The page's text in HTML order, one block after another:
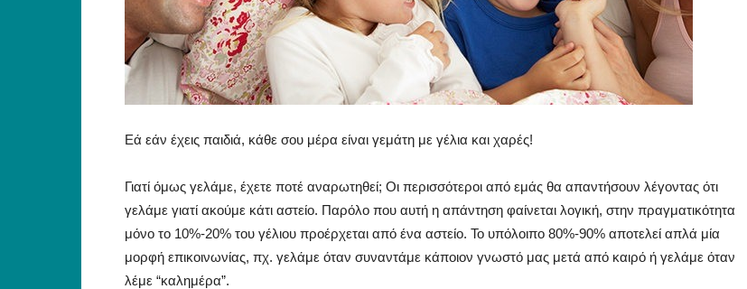
Εά εάν έχεις παιδιά, κάθε σου μέρα είναι γεμάτη με γέλια και χαρές!
Γιατί όμως γελάμε, έχετε ποτέ αναρωτηθεί; Οι περισσότεροι από εμάς θα απαντήσουν λέγοντας ότι
γελάμε γιατί ακούμε κάτι αστείο. Παρόλο που αυτή η απάντηση φαίνεται λογική, στην πραγματικότητα
μόνο το 10%-20% του γέλιου προέρχεται από ένα αστείο. Το υπόλοιπο 80%-90% αποτελεί απλά μία
μορφή επικοινωνίας, πχ. γελάμε όταν συναντάμε κάποιον γνωστό μας μετά από καιρό ή γελάμε όταν
λέμε “καλημέρα”.